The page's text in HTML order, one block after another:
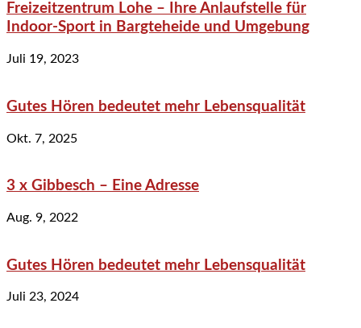
Freizeitzentrum Lohe – Ihre Anlaufstelle für
Indoor-Sport in Bargteheide und Umgebung
Juli 19, 2023
Gutes Hören bedeutet mehr Lebensqualität
Okt. 7, 2025
3 x Gibbesch – Eine Adresse
Aug. 9, 2022
Gutes Hören bedeutet mehr Lebensqualität
Juli 23, 2024